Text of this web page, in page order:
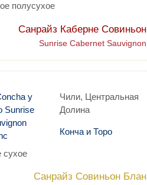
полусухое
Санрайз Каберне Совиньон
Sunrise Cabernet Sauvignon
Чили, Центральная
Долина
Конча и Торо
сухое
Санрайз Совиньон Блан